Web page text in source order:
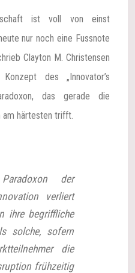
ist voll von einst
nur noch eine Fussnote
Clayton M. Christensen
des „Innovator’s
das gerade die
am härtesten trifft.
der
verliert
ihre begriffliche
solche, sofern
die
frühzeitig